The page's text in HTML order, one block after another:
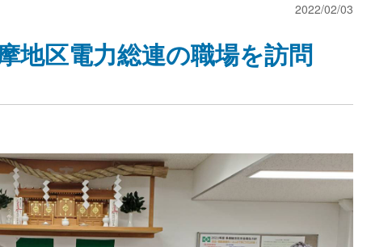
2022/02/03
地区電力総連の職場を訪問